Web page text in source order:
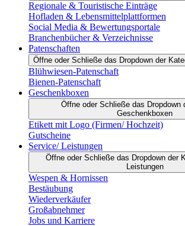
Regionale & Touristische Einträge
Hofladen & Lebensmittelplattformen
Social Media & Bewertungsportale
Branchenbücher & Verzeichnisse
Patenschaften
Öffne oder Schließe das Dropdown der
Blühwiesen-Patenschaft
Bienen-Patenschaft
Geschenkboxen
Öffne oder Schließe das Dropdown
Geschenkboxen
Etikett mit Logo (Firmen/ Hochzeit)
Gutscheine
Service/ Leistungen
Öffne oder Schließe das Dropdown der
Leistungen
Wespen & Hornissen
Bestäubung
Wiederverkäufer
Großabnehmer
Jobs und Karriere